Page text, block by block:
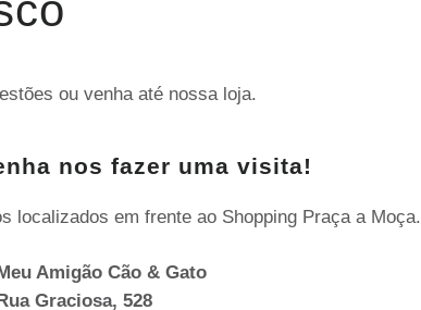
ou venha até nossa loja.
nos fazer uma visita!
localizados em frente ao Shopping Praça a Moça.
Meu Amigão Cão & Gato
Rua Graciosa, 528